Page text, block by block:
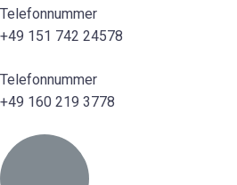
Telefonnummer
+49 151 742 24578
Telefonnummer
+49 160 219 3778